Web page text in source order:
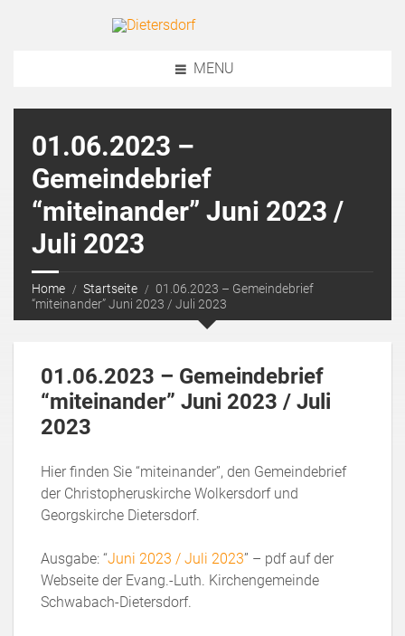
MENU
01.06.2023 –
Gemeindebrief
“miteinander” Juni 2023 /
Juli 2023
Home Startseite
01.06.2023 – Gemeindebrief
“miteinander” Juni 2023 / Juli 2023
01.06.2023 – Gemeindebrief
“miteinander” Juni 2023 / Juli
2023
Hier finden Sie “miteinander”, den Gemeindebrief
der Christopheruskirche Wolkersdorf und
Georgskirche Dietersdorf.
Ausgabe: “Juni 2023 / Juli 2023” – pdf auf der
Webseite der Evang.-Luth. Kirchengemeinde
Schwabach-Dietersdorf.